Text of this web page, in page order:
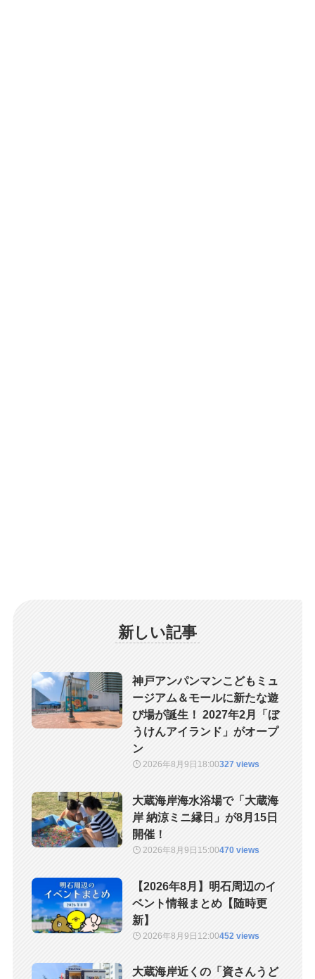
新しい記事
神戸アンパンマンこどもミュ
ージアム＆モールに新たな遊
び場が誕生！ 2027年2月「ぼ
うけんアイランド」がオープ
ン
2026年8月9日 18:00327 views
大蔵海岸海水浴場で「大蔵海
岸 納涼ミニ縁日」が8月15日
開催！
2026年8月9日 15:00470 views
【2026年8月】明石周辺のイ
ベント情報まとめ【随時更
新】
2026年8月9日 12:00452 views
大蔵海岸近くの「資さんうど